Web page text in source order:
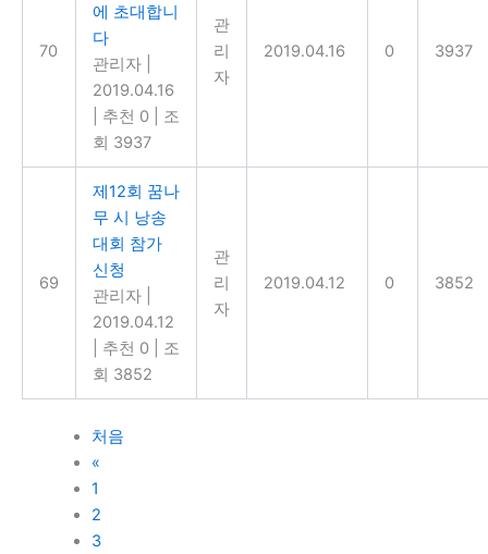
70
에 초대합니
다
관리자
2019.04.16
추천 0
조
회 3937
관
리
자
2019.04.16 0 3937
69
제12회 꿈나
무 시 낭송
대회 참가
신청
관리자
2019.04.12
추천 0
조
회 3852
관
리
자
2019.04.12 0 3852
처음
«
1
2
3